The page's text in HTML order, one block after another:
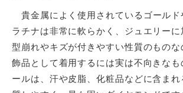
貴金属によく使用されているゴール
ラチナは非常に軟らかく、ジュエリーに
型崩れやキズが付きやすい性質のもの
飾品として着用するには実は不向きな
ールは、汗や皮脂、化粧品などに含ま